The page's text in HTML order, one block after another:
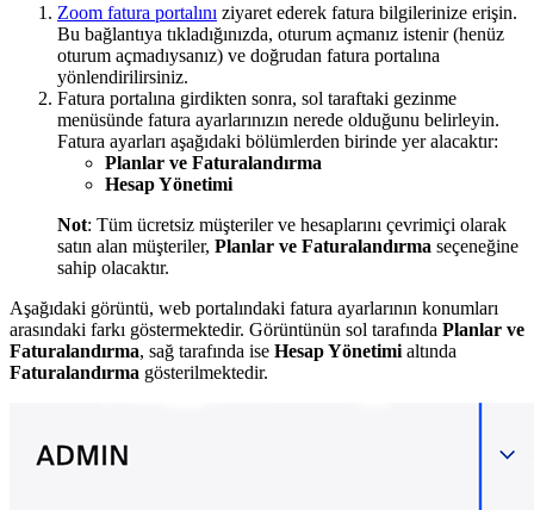
Zoom fatura portalını ziyaret ederek fatura bilgilerinize erişin.
Bu bağlantıya tıkladığınızda, oturum açmanız istenir (henüz
oturum açmadıysanız) ve doğrudan fatura portalına
yönlendirilirsiniz.
Fatura portalına girdikten sonra, sol taraftaki gezinme
menüsünde fatura ayarlarınızın nerede olduğunu belirleyin.
Fatura ayarları aşağıdaki bölümlerden birinde yer alacaktır:
Planlar ve Faturalandırma
Hesap Yönetimi
Not: Tüm ücretsiz müşteriler ve hesaplarını çevrimiçi olarak
satın alan müşteriler, Planlar ve Faturalandırma seçeneğine
sahip olacaktır.
Aşağıdaki görüntü, web portalındaki fatura ayarlarının konumları
arasındaki farkı göstermektedir. Görüntünün sol tarafında Planlar ve
Faturalandırma, sağ tarafında ise Hesap Yönetimi altında
Faturalandırma gösterilmektedir.